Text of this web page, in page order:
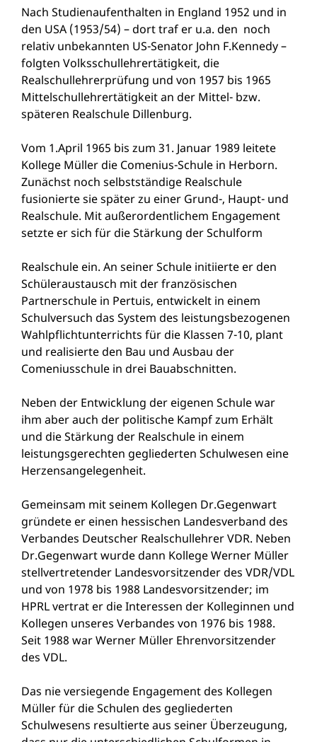
Nach Studienaufenthalten in England 1952 und in
den USA (1953/54) – dort traf er u.a. den noch
relativ unbekannten US-Senator John F.Kennedy –
folgten Volksschullehrertätigkeit, die
Realschullehrerprüfung und von 1957 bis 1965
Mittelschullehrertätigkeit an der Mittel- bzw.
späteren Realschule Dillenburg.
Vom 1.April 1965 bis zum 31. Januar 1989 leitete
Kollege Müller die Comenius-Schule in Herborn.
Zunächst noch selbstständige Realschule
fusionierte sie später zu einer Grund-, Haupt- und
Realschule. Mit außerordentlichem Engagement
setzte er sich für die Stärkung der Schulform
Realschule ein. An seiner Schule initiierte er den
Schüleraustausch mit der französischen
Partnerschule in Pertuis, entwickelt in einem
Schulversuch das System des leistungsbezogenen
Wahlpflichtunterrichts für die Klassen 7-10, plant
und realisierte den Bau und Ausbau der
Comeniusschule in drei Bauabschnitten.
Neben der Entwicklung der eigenen Schule war
ihm aber auch der politische Kampf zum Erhält
und die Stärkung der Realschule in einem
leistungsgerechten gegliederten Schulwesen eine
Herzensangelegenheit.
Gemeinsam mit seinem Kollegen Dr.Gegenwart
gründete er einen hessischen Landesverband des
Verbandes Deutscher Realschullehrer VDR. Neben
Dr.Gegenwart wurde dann Kollege Werner Müller
stellvertretender Landesvorsitzender des VDR/VDL
und von 1978 bis 1988 Landesvorsitzender; im
HPRL vertrat er die Interessen der Kolleginnen und
Kollegen unseres Verbandes von 1976 bis 1988.
Seit 1988 war Werner Müller Ehrenvorsitzender
des VDL.
Das nie versiegende Engagement des Kollegen
Müller für die Schulen des gegliederten
Schulwesens resultierte aus seiner Überzeugung,